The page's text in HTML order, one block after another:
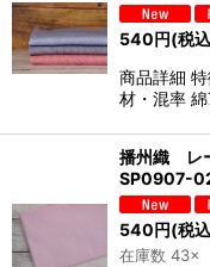
540円(税
商品詳細
材・混率
播州織 レ
SP0907-
540円(税
在庫数 43×